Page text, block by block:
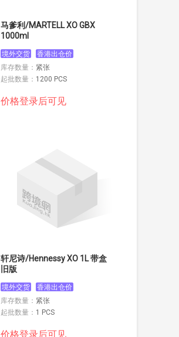
马爹利/MARTELL XO GBX
1000ml
境外交货
香港出仓价
库存数量： 紧张
起批数量： 1200 PCS
价格登录后可见
轩尼诗/Hennessy XO 1L 带盒
旧版
境外交货
香港出仓价
库存数量： 紧张
起批数量： 1 PCS
价格登录后可见